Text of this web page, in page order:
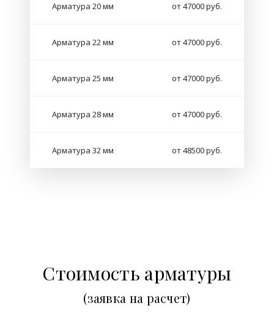
Арматура 20 мм от 47000 руб.
Арматура 22 мм от 47000 руб.
Арматура 25 мм от 47000 руб.
Арматура 28 мм от 47000 руб.
Арматура 32 мм от 48500 руб.
Стоимость арматуры
(заявка на расчет)